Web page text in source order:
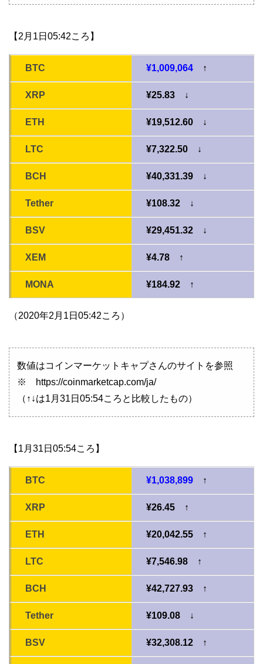
【2月1日05:42ころ】
BTC ¥1,009,064 ↑
XRP ¥25.83 ↓
ETH ¥19,512.60 ↓
LTC ¥7,322.50 ↓
BCH ¥40,331.39 ↓
Tether ¥108.32 ↓
BSV ¥29,451.32 ↓
XEM ¥4.78 ↑
MONA ¥184.92 ↑
（2020年2月1日05:42ころ）
数値はコインマーケットキャプさんのサイトを参照
※ https://coinmarketcap.com/ja/
（↑↓は1月31日05:54ころと比較したもの）
【1月31日05:54ころ】
BTC ¥1,038,899 ↑
XRP ¥26.45 ↑
ETH ¥20,042.55 ↑
LTC ¥7,546.98 ↑
BCH ¥42,727.93 ↑
Tether ¥109.08 ↓
BSV ¥32,308.12 ↑